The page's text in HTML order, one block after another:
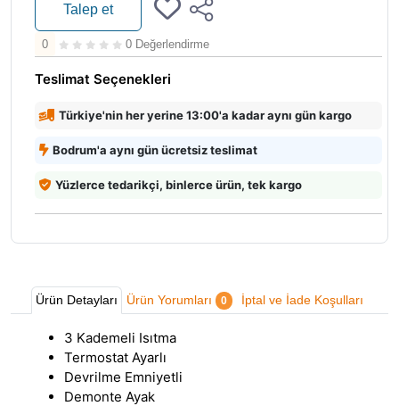
Talep et
0 0 Değerlendirme
Teslimat Seçenekleri
Türkiye'nin her yerine 13:00'a kadar aynı gün kargo
Bodrum'a aynı gün ücretsiz teslimat
Yüzlerce tedarikçi, binlerce ürün, tek kargo
Ürün Detayları Ürün Yorumları 0 İptal ve İade Koşulları
3 Kademeli Isıtma
Termostat Ayarlı
Devrilme Emniyetli
Demonte Ayak